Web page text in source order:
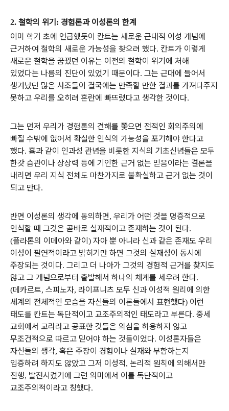
2. 철학의 위기 : 경험론과 이성론의 한계
이미 학기 초에 언급했듯이 칸트는 새로운 근대적 이성 개념에
근거하여 철학의 새로운 가능성을 찾으려 했다. 칸트가 이렇게
새로운 철학을 꿈꿨던 이유는 이전의 철학이 위기에 처해
있었다는 나름의 진단이 있었기 때문이다. 그는 근대에 들어서
생겨났던 많은 사조들이 결국에는 만족할 만한 결과를 가져다주지
못하고 우리를 오히려 혼란에 빠뜨렸다고 생각한 것이다.
그는 먼저 우리가 경험론의 견해를 쫓으면 전적인 회의주의에
빠질 수밖에 없어서 확실한 인식의 가능성을 포기해야 한다고
했다. 흄과 같이 인과성 관념을 비롯한 지식의 기초신념들은 모두
한갓 습관이나 상상력 등에 기인한 근거 없는 믿음이라는 결론을
내리면 우리 지식 전체도 마찬가지로 불확실하고 근거 없는 것이
되고 만다.
반면 이성론의 생각에 동의하면, 우리가 어떤 것을 명증적으로
인식할 때 그것은 곧바로 실재적이고 존재하는 것이 된다.
(플라톤의 이데아와 같이 ) 자아 뿐 아니라 신과 같은 존재도 우리
이성이 필연적이라고 밝히기만 하면 그것의 실재성이 동시에
주장되는 것이다. 그리고 더 나아가 그것의 경험적 근거를 찾지도
않고 그 개념으로부터 출발해서 하나의 체계를 세우려 한다.
(데카르트, 스피노자, 라이프니츠 모두 신과 이성적 원리에 의한
세계의 전체적인 모습을 자신들의 이론들에서 표현했다) 이런
태도를 칸트는 독단적이고 교조주의적인 태도라고 부른다. 중세
교회에서 교리라고 공표한 것들은 의심을 허용하지 않고
무조건적으로 따르고 믿어야 하는 것들이었다. 이성론자들은
자신들의 생각, 혹은 주장이 경험이나 실재와 부합하는지
입증하려 하지도 않았고 그저 이성적, 논리적 원칙에 의해서만
진행, 발전시켰기에 그런 의미에서 이를 독단적이고
교조주의적이라고 칭했다.